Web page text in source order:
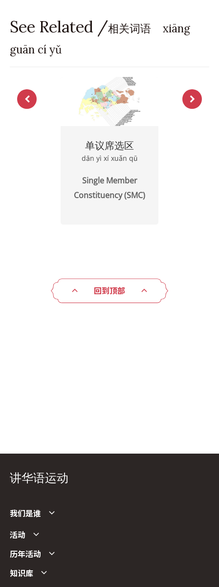
See Related /相关词语 xiāng
guān cí yǔ
单议席选区
dān yì xí xuǎn qū
Single Member
Constituency (SMC)
回到顶部
讲华语运动
我们是谁
活动
历年活动
知识库